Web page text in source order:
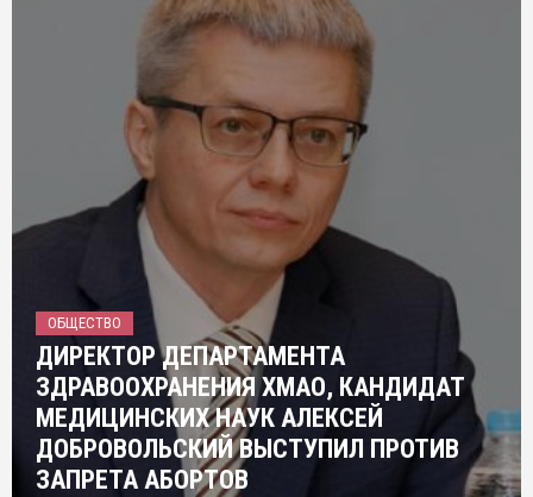
ОБЩЕСТВО
ДИРЕКТОР ДЕПАРТАМЕНТА
ЗДРАВООХРАНЕНИЯ ХМАО, КАНДИДАТ
МЕДИЦИНСКИХ НАУК АЛЕКСЕЙ
ДОБРОВОЛЬСКИЙ ВЫСТУПИЛ ПРОТИВ
ЗАПРЕТА АБОРТОВ